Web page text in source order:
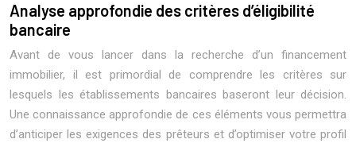
Analyse approfondie des critères d’éligibilité
bancaire
Avant de vous lancer dans la recherche d’un financement
immobilier, il est primordial de comprendre les critères sur
lesquels les établissements bancaires baseront leur décision.
Une connaissance approfondie de ces éléments vous permettra
d’anticiper les exigences des prêteurs et d’optimiser votre profil